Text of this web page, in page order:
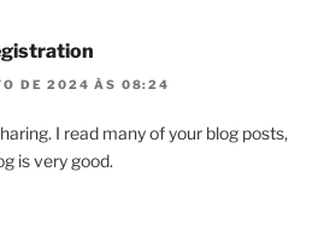
DE 2024 ÀS 08:24
I read many of your blog posts,
is very good.